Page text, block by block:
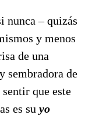
nunca – quizás
y menos
de una
sembradora de
que este
es su yo